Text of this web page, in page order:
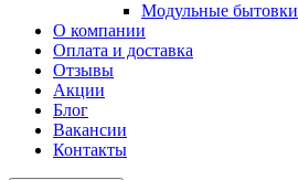
Модульные бытовки
О компании
Оплата и доставка
Отзывы
Акции
Блог
Вакансии
Контакты